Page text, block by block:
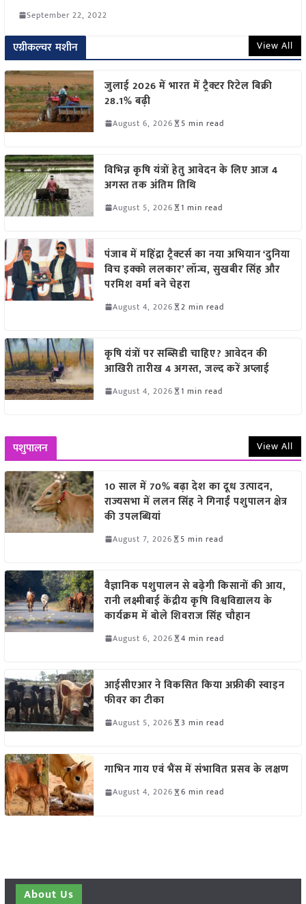
September 22, 2022
एग्रीकल्चर मशीन View All
जुलाई 2026 में भारत में ट्रैक्टर रिटेल बिक्री
28.1% बढ़ी
August 6, 2026 5 min read
विभिन्न कृषि यंत्रों हेतु आवेदन के लिए आज 4
अगस्त तक अंतिम तिथि
August 5, 2026 1 min read
पंजाब में महिंद्रा ट्रैक्टर्स का नया अभियान ‘दुनिया
विच इक्को ललकार’ लॉन्च, सुखबीर सिंह और
परमिश वर्मा बने चेहरा
August 4, 2026 2 min read
कृषि यंत्रों पर सब्सिडी चाहिए? आवेदन की
आखिरी तारीख 4 अगस्त, जल्द करें अप्लाई
August 4, 2026 1 min read
पशुपालन View All
10 साल में 70% बढ़ा देश का दूध उत्पादन,
राज्यसभा में ललन सिंह ने गिनाईं पशुपालन क्षेत्र
की उपलब्धियां
August 7, 2026 5 min read
वैज्ञानिक पशुपालन से बढ़ेगी किसानों की आय,
रानी लक्ष्मीबाई केंद्रीय कृषि विश्वविद्यालय के
कार्यक्रम में बोले शिवराज सिंह चौहान
August 6, 2026 4 min read
आईसीएआर ने विकसित किया अफ्रीकी स्वाइन
फीवर का टीका
August 5, 2026 3 min read
गाभिन गाय एवं भैंस में संभावित प्रसव के लक्षण
August 4, 2026 6 min read
About Us